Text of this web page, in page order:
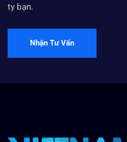
ty bạn.
Nhận Tư Vấn